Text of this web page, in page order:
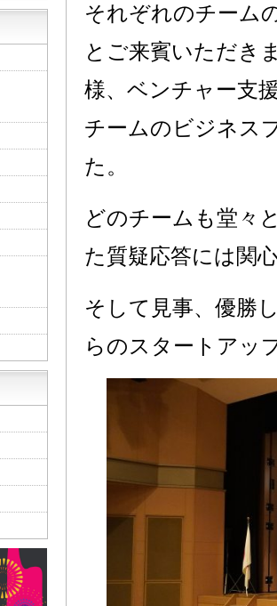
それぞれのチーム
とご来賓いただき
様、ベンチャー支
チームのビジネス
た。
どのチームも堂々
た質疑応答には関
そして見事、優勝
らのスタートアッ